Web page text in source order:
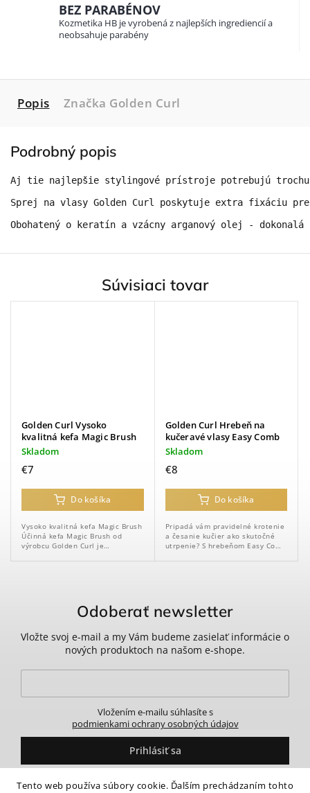
Tento web používa súbory cookie. Ďalším prechádzaním tohto
BEZ PARABÉNOV
Kozmetika HB je vyrobená z najlepších ingrediencií a
neobsahuje parabény
Popis Značka Golden Curl
Podrobný popis
Aj tie najlepšie stylingové prístroje potrebujú trochu
Sprej na vlasy Golden Curl poskytuje extra fixáciu
Obohatený o keratín a vzácny arganový olej - dokonalá
Súvisiaci tovar
Golden Curl Vysoko
kvalitná kefa Magic Brush
Skladom
€7
Do košíka
Vysoko kvalitná kefa Magic Brush
Účinná kefa Magic Brush od
výrobcu Golden Curl je
Golden Curl Hrebeň na
kučeravé vlasy Easy Comb
Skladom
€8
Do košíka
Pripadá vám pravidelné krotenie
a česanie kučier ako skutočné
utrpenie? S hrebeňom Easy Comb
Odoberať newsletter
Vložte svoj e-mail a my Vám budeme zasielať informácie o
nových produktoch na našom e-shope.
Vložením e-mailu súhlasíte s
podmienkami ochrany osobných údajov
Prihlásiť sa